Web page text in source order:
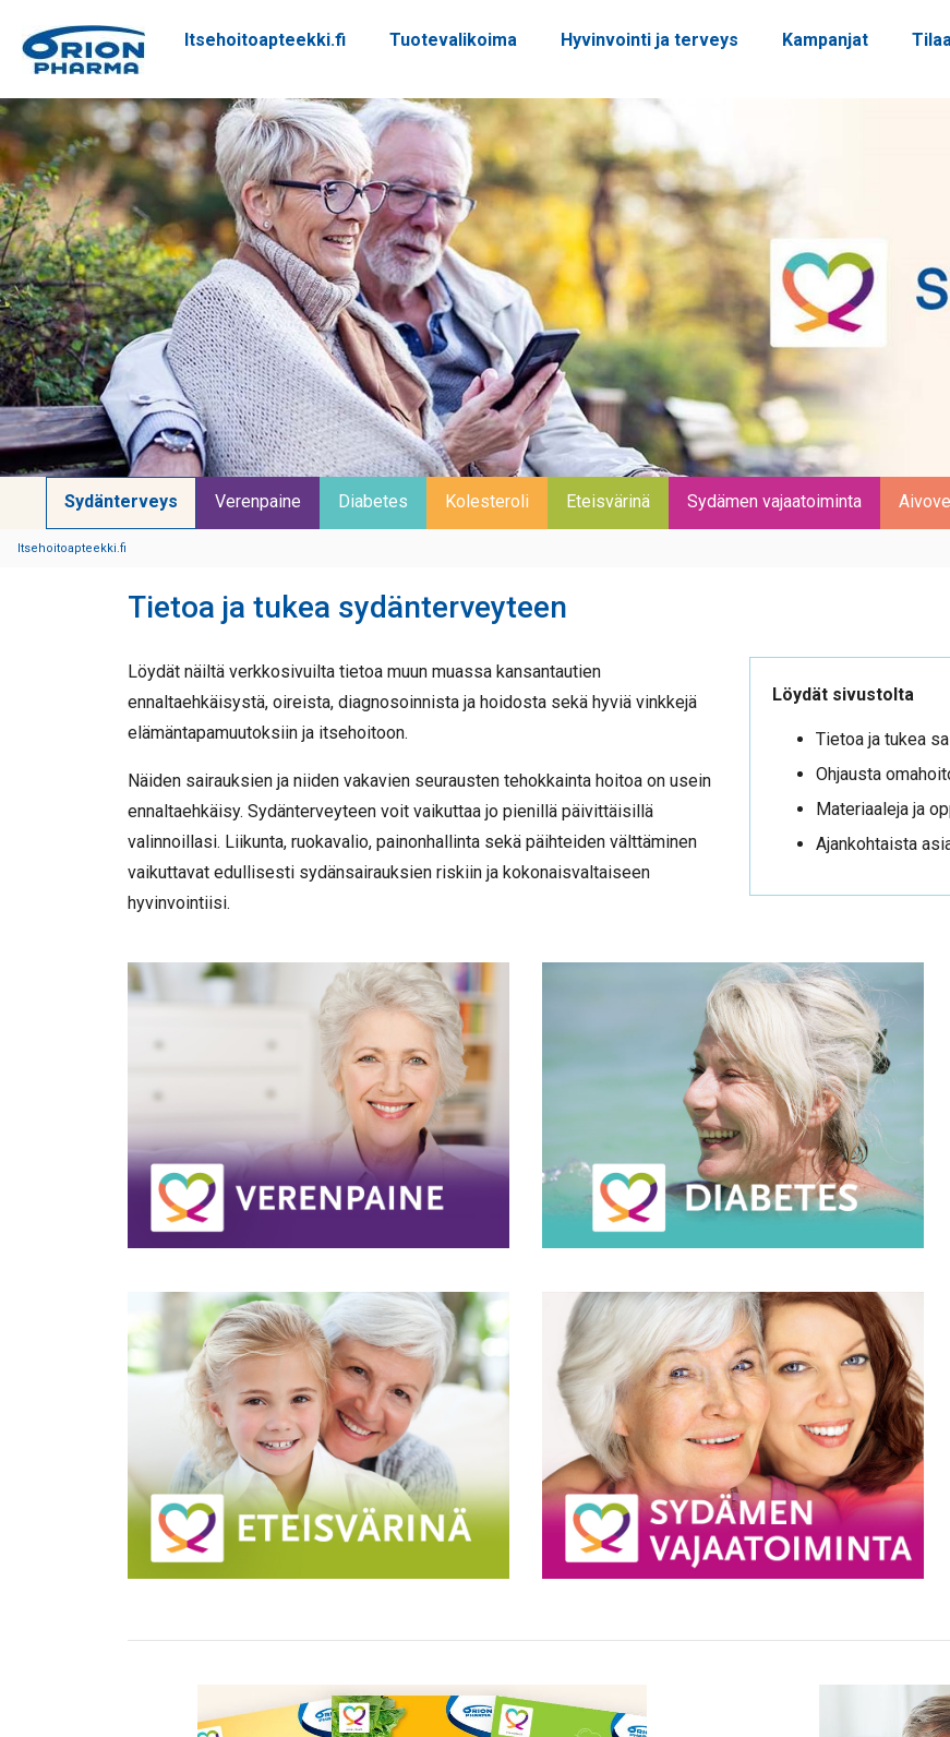
Siirry sisältöön
Itsehoitoapteekki.fi Tuotevalikoima Hyvinvointi ja terveys Kampanjat
Sydänterveys Verenpaine Diabetes Kolesteroli Eteisvärinä Sydämen vajaatoiminta
Itsehoitoapteekki.fi
Tietoa ja tukea sydänterveyteen
Löydät näiltä verkkosivuilta tietoa muun muassa kansantautien
ennaltaehkäisystä, oireista, diagnosoinnista ja hoidosta sekä hyviä vinkkejä
elämäntapamuutoksiin ja itsehoitoon.
Näiden sairauksien ja niiden vakavien seurausten tehokkainta hoitoa on usein
ennaltaehkäisy. Sydänterveyteen voit vaikuttaa jo pienillä päivittäisillä
valinnoillasi. Liikunta, ruokavalio, painonhallinta sekä päihteiden välttäminen
vaikuttavat edullisesti sydänsairauksien riskiin ja kokonaisvaltaiseen
hyvinvointiisi.
Löydät sivustolta
Tietoa ja tukea
Ohjausta
Materiaaleja ja
Ajankohtaista